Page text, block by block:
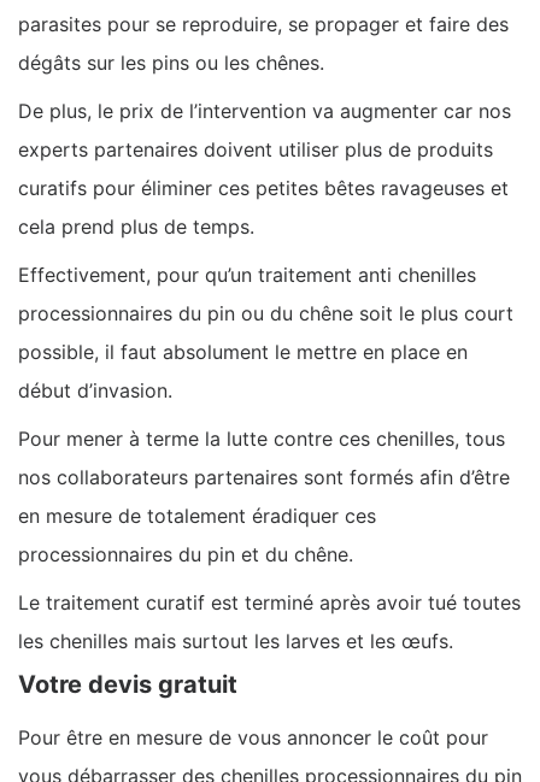
parasites pour se reproduire, se propager et faire des
dégâts sur les pins ou les chênes.
De plus, le prix de l’intervention va augmenter car nos
experts partenaires doivent utiliser plus de produits
curatifs pour éliminer ces petites bêtes ravageuses et
cela prend plus de temps.
Effectivement, pour qu’un traitement anti chenilles
processionnaires du pin ou du chêne soit le plus court
possible, il faut absolument le mettre en place en
début d’invasion.
Pour mener à terme la lutte contre ces chenilles, tous
nos collaborateurs partenaires sont formés afin d’être
en mesure de totalement éradiquer ces
processionnaires du pin et du chêne.
Le traitement curatif est terminé après avoir tué toutes
les chenilles mais surtout les larves et les œufs.
Votre devis gratuit
Pour être en mesure de vous annoncer le coût pour
vous débarrasser des chenilles processionnaires du pin